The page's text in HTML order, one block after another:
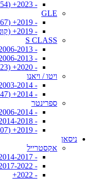
- 2023+ (X254)
GLE
- 2019+ (W167)
- 2019+ (קופה)
S CLASS
- 2006-2013 (W221)
- 2006-2013 Long (V221)
- 2020+ Long (V223)
ויטו / ויאנו
- 2003-2014
- 2014+ (W447)
ספרינטר
- 2006-2014
- 2014-2018
- 2019+ (W907)
ניסאן
אקסטרייל
- 2014-2017
- 2017-2022
- 2022+